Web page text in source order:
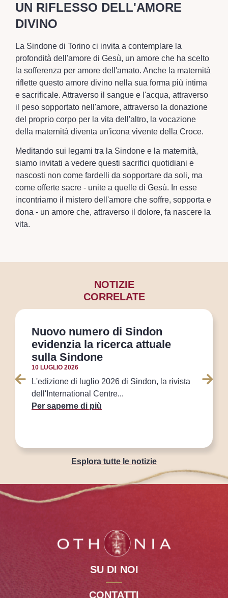
UN RIFLESSO DELL'AMORE
DIVINO
La Sindone di Torino ci invita a contemplare la
profondità dell'amore di Gesù, un amore che ha scelto
la sofferenza per amore dell'amato. Anche la maternità
riflette questo amore divino nella sua forma più intima
e sacrificale. Attraverso il sangue e l'acqua, attraverso
il peso sopportato nell'amore, attraverso la donazione
del proprio corpo per la vita dell'altro, la vocazione
della maternità diventa un'icona vivente della Croce.
Meditando sui legami tra la Sindone e la maternità,
siamo invitati a vedere questi sacrifici quotidiani e
nascosti non come fardelli da sopportare da soli, ma
come offerte sacre - unite a quelle di Gesù. In esse
incontriamo il mistero dell'amore che soffre, sopporta e
dona - un amore che, attraverso il dolore, fa nascere la
vita.
NOTIZIE
CORRELATE
Nuovo numero di Sindon
evidenzia la ricerca attuale
sulla Sindone
10 LUGLIO 2026
L'edizione di luglio 2026 di Sindon, la rivista
dell'International Centre...
Per saperne di più
Esplora tutte le notizie
SU DI NOI
CONTATTI